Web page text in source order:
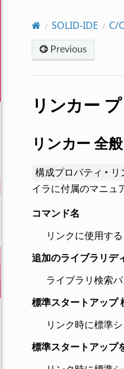
SOLID-IDE C/
Previous
リンカー
リンカー 全
構成プロパティ ‣ リ
イラに付属のマニュ
コマンド名
リンクに使用す
追加のライブラリデ
ライブラリ検索
標準スタートアップ
リンク時に標準
標準スタートアップ